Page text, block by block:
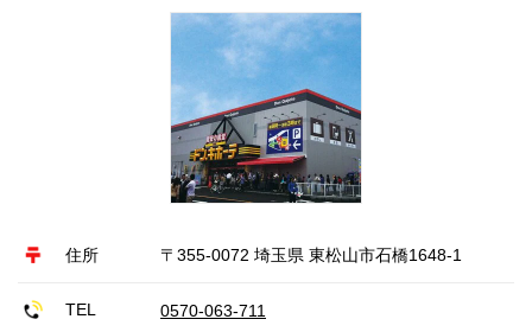
住所 〒355-0072 埼玉県 東松山市石橋1648-1
TEL 0570-063-711